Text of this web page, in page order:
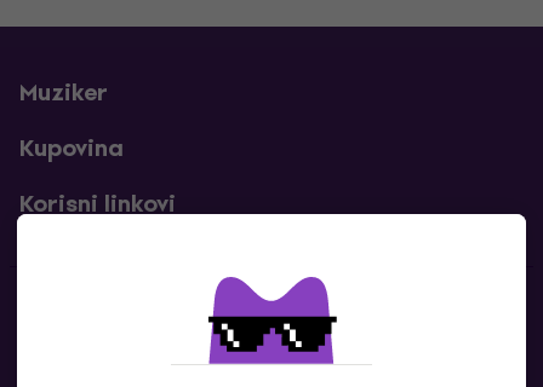
Muziker
Kupovina
Korisni linkovi
Kontakti
Kontaktiraj nas